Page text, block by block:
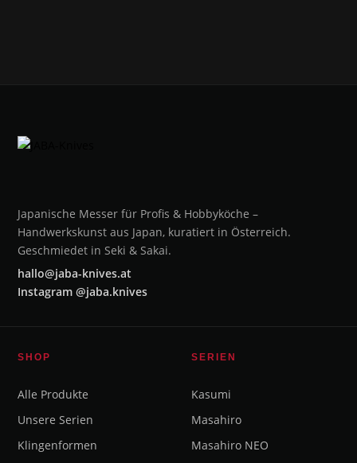
Japanische Messer für Profis & Hobbyköche –
Handwerkskunst aus Japan, kuratiert in Österreich.
Geschmiedet in Seki & Sakai.
hallo@jaba-knives.at
Instagram @jaba.knives
SHOP
Alle Produkte
Unsere Serien
Klingenformen
SERIEN
Kasumi
Masahiro
Masahiro NEO